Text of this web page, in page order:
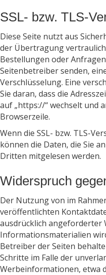
SSL- bzw. TLS-
Diese Seite nutzt aus
der Übertragung
Bestellungen oder
Seitenbetreiber senden,
Verschlüsselung. Eine
Sie daran, dass die
auf „https://“ wechselt und
Browserzeile.
Wenn die SSL- bzw. TLS-
können die Daten, die Sie
Dritten mitgelesen werden.
Widerspruch
Der Nutzung von im
veröffentlichten
ausdrücklich angeforderter
Informationsmaterialien
Betreiber der Seiten
Schritte im Falle der
Werbeinformationen, etwa